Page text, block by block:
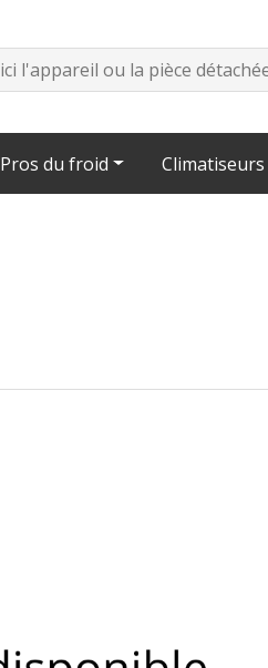
Pros du froid Climatiseurs